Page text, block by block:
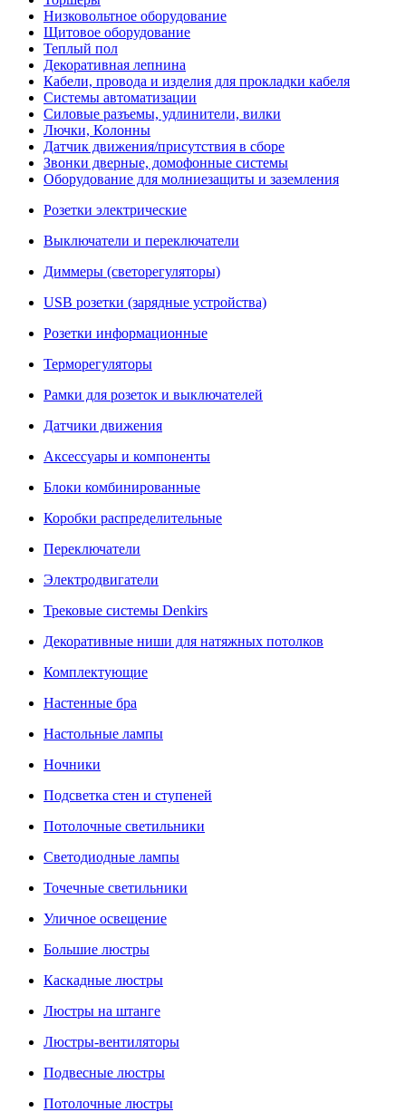
Низковольтное оборудование
Щитовое оборудование
Теплый пол
Декоративная лепнина
Кабели, провода и изделия для прокладки кабеля
Системы автоматизации
Силовые разъемы, удлинители, вилки
Лючки, Колонны
Датчик движения/присутствия в сборе
Звонки дверные, домофонные системы
Оборудование для молниезащиты и заземления
Розетки электрические
Выключатели и переключатели
Диммеры (светорегуляторы)
USB розетки (зарядные устройства)
Розетки информационные
Терморегуляторы
Рамки для розеток и выключателей
Датчики движения
Аксессуары и компоненты
Блоки комбинированные
Коробки распределительные
Переключатели
Электродвигатели
Трековые системы Denkirs
Декоративные ниши для натяжных потолков
Комплектующие
Настенные бра
Настольные лампы
Ночники
Подсветка стен и ступеней
Потолочные светильники
Светодиодные лампы
Точечные светильники
Уличное освещение
Большие люстры
Каскадные люстры
Люстры на штанге
Люстры-вентиляторы
Подвесные люстры
Потолочные люстры